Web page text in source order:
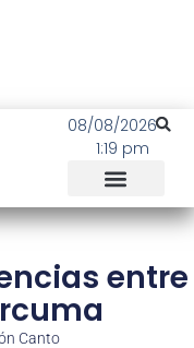
08/08/2026
1:19 pm
entre
Canto